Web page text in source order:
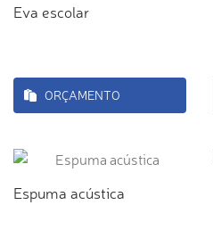
Eva escolar
ORÇAMENTO
Espuma acústica